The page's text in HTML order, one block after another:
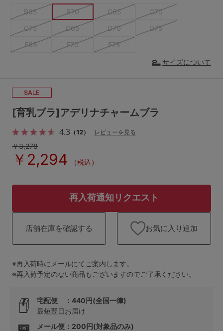
M-AB M-EF
L-AB L-CD L-EF
セールアイテム
その他から探す
新着アイテム
高評価レビューアイテム
[育乳ブラ]アデリナチャームブラ
4.3 （12）
レビューを見る
￥3,278
￥2,294 （税込）
B65 B70 C65
C70
C75
D65 D70
D75
E65
E70 E75
サイズについて
再入荷通知リクエスト
店舗在庫を確認する お気に入り追加
※再入荷時にメールにてご案内します。
※再入荷予定のない商品もございますのでご了承ください。
宅配便 ：440円(全国一律)
最短翌日お届け
メール便：200円(対象品のみ)